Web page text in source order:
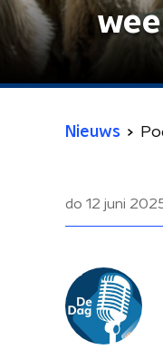
Nieuws
do 12 juni